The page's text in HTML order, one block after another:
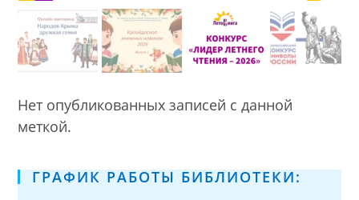
Нет опубликованных записей с данной
меткой.
ГРАФИК РАБОТЫ БИБЛИОТЕКИ: